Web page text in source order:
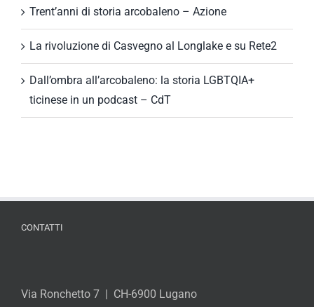
Trent’anni di storia arcobaleno – Azione
La rivoluzione di Casvegno al Longlake e su Rete2
Dall’ombra all’arcobaleno: la storia LGBTQIA+
ticinese in un podcast – CdT
CONTATTI
Via Ronchetto 7 | CH-6900 Lugano